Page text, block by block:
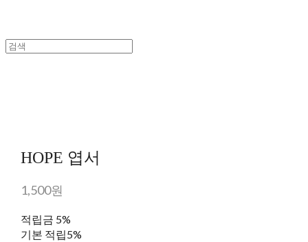
HOPE 엽서
1,500원
적립금 5%
기본 적립5%